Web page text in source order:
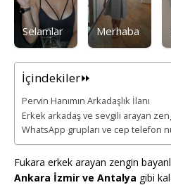
Selamlar Merhaba
İçindekiler⏩
Pervin Hanımın Arkadaşlık İlanı
Erkek arkadaş ve sevgili arayan
WhatsApp grupları ve cep telefon
Fukara erkek arayan zengin
Ankara İzmir ve Antalya gibi